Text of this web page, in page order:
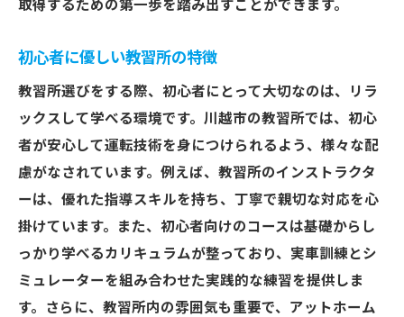
個々のペースで学べる教習制度
所
川越市で教習所選びに必要なポイントとは
教習所の選び方で失敗しないコツ
費用面での考慮すべき点
オンライン予約と手続きのスムーズさ
サポート体制の確認方法
卒業生からのフィードバックの活用
埼玉県川越市の教習所で安心のドライブライフ
取得するための第一歩を踏み出すことができます。
初心者に優しい教習所の特徴
教習所選びをする際、初心者にとって大切なのは、リラ
ックスして学べる環境です。川越市の教習所では、初心
者が安心して運転技術を身につけられるよう、様々な配
慮がなされています。例えば、教習所のインストラクタ
ーは、優れた指導スキルを持ち、丁寧で親切な対応を心
掛けています。また、初心者向けのコースは基礎からし
っかり学べるカリキュラムが整っており、実車訓練とシ
ミュレーターを組み合わせた実践的な練習を提供しま
す。さらに、教習所内の雰囲気も重要で、アットホーム